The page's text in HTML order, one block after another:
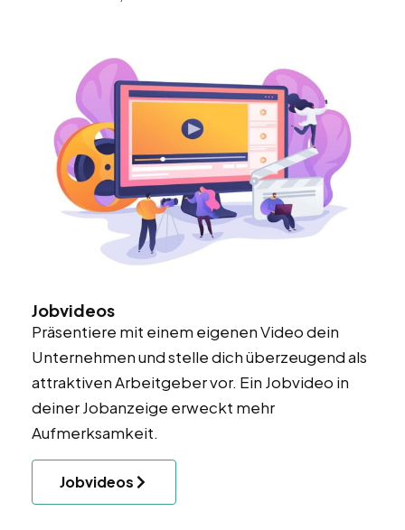
Jobvideos
Präsentiere mit einem eigenen Video dein
Unternehmen und stelle dich überzeugend als
attraktiven Arbeitgeber vor. Ein Jobvideo in
deiner Jobanzeige erweckt mehr
Aufmerksamkeit.
Jobvideos